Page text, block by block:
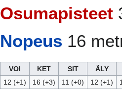
Osumapisteet
Nopeus 16
VOI KET SIT
ÄLY
12 (+1)
16 (+3) 11 (+0) 12 (+1)